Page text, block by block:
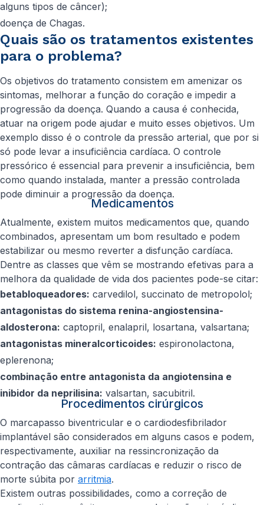
alguns tipos de câncer);
doença de Chagas.
Quais são os tratamentos existentes
para o problema?
Os objetivos do tratamento consistem em amenizar os
sintomas, melhorar a função do coração e impedir a
progressão da doença. Quando a causa é conhecida,
atuar na origem pode ajudar e muito esses objetivos. Um
exemplo disso é o controle da pressão arterial, que por si
só pode levar a insuficiência cardíaca. O controle
pressórico é essencial para prevenir a insuficiência, bem
como quando instalada, manter a pressão controlada
pode diminuir a progressão da doença.
Medicamentos
Atualmente, existem muitos medicamentos que, quando
combinados, apresentam um bom resultado e podem
estabilizar ou mesmo reverter a disfunção cardíaca.
Dentre as classes que vêm se mostrando efetivas para a
melhora da qualidade de vida dos pacientes pode-se citar:
betabloqueadores: carvedilol, succinato de metropolol;
antagonistas do sistema renina-angiostensina-
aldosterona: captopril, enalapril, losartana, valsartana;
antagonistas mineralcorticoides: espironolactona,
eplerenona;
combinação entre antagonista da angiotensina e
inibidor da neprilisina: valsartan, sacubitril.
Procedimentos cirúrgicos
O marcapasso biventricular e o cardiodesfibrilador
implantável são considerados em alguns casos e podem,
respectivamente, auxiliar na ressincronização da
contração das câmaras cardíacas e reduzir o risco de
morte súbita por arritmia.
Existem outras possibilidades, como a correção de